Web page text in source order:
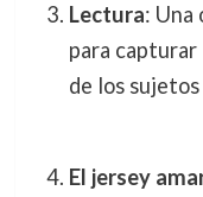
Lectura: Una
para
de los
El jersey